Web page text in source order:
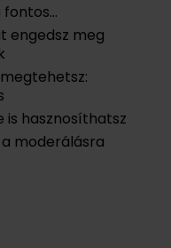
fontos…
engedsz meg
is hasznosíthatsz
moderálásra